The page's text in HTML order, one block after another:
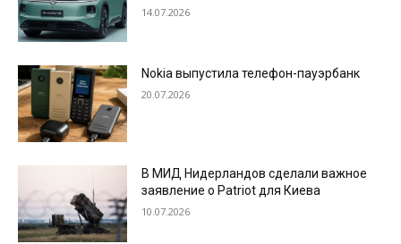
14.07.2026
Nokia выпустила телефон-пауэрбанк
20.07.2026
В МИД Нидерландов сделали важное
заявление о Patriot для Киева
10.07.2026